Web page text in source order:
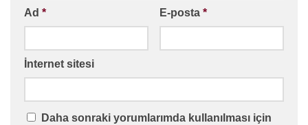
Ad * E-posta *
İnternet sitesi
Daha sonraki yorumlarımda kullanılması için